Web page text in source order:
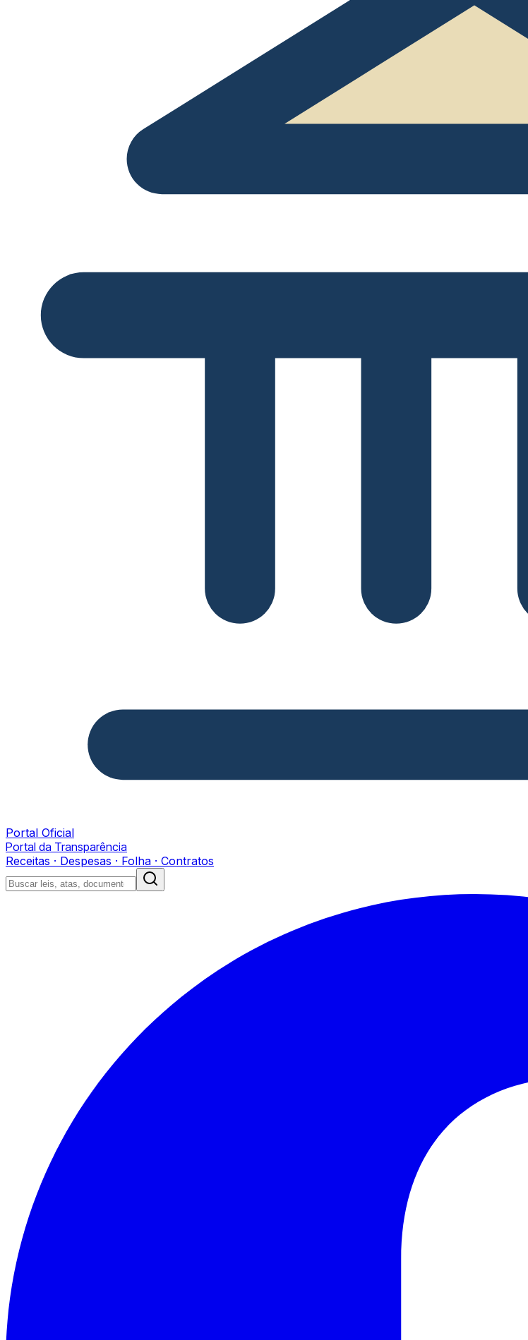
Portal Oficial
Portal da Transparência
Receitas · Despesas · Folha · Contratos